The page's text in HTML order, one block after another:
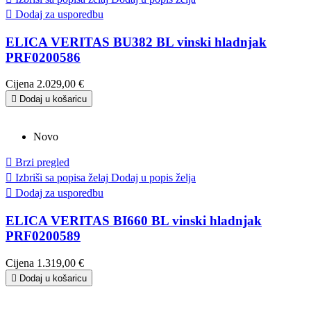
 Dodaj za usporedbu
ELICA VERITAS BU382 BL vinski hladnjak
PRF0200586
Cijena 2.029,00 €
 Dodaj u košaricu
Novo
 Brzi pregled
 Izbriši sa popisa želaj Dodaj u popis želja
 Dodaj za usporedbu
ELICA VERITAS BI660 BL vinski hladnjak
PRF0200589
Cijena 1.319,00 €
 Dodaj u košaricu